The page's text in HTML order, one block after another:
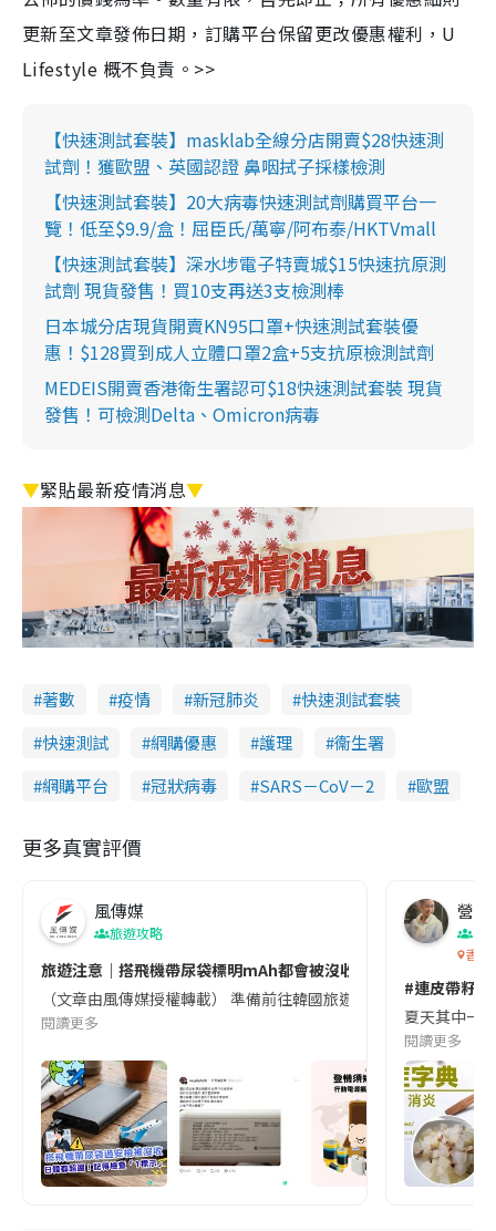
更新至文章發佈日期，訂購平台保留更改優惠權利，U
Lifestyle 概不負責。>>
【快速測試套裝】masklab全線分店開賣$28快速測
試劑！獲歐盟、英國認證 鼻咽拭子採樣檢測
【快速測試套裝】20大病毒快速測試劑購買平台一
覽！低至$9.9/盒！屈臣氏/萬寧/阿布泰/HKTVmall
【快速測試套裝】深水埗電子特賣城$15快速抗原測
試劑 現貨發售！買10支再送3支檢測棒
日本城分店現貨開賣KN95口罩+快速測試套裝優
惠！$128買到成人立體口罩2盒+5支抗原檢測試劑
MEDEIS開賣香港衛生署認可$18快速測試套裝 現貨
發售！可檢測Delta、Omicron病毒
▼緊貼最新疫情消息▼
著數 疫情 新冠肺炎
快速測試套裝
快速測試
網購優惠 護理
衞生署
網購平台
冠狀病毒 SARS－CoV－2 歐盟
更多真實評價
風傳媒
旅遊攻略
旅遊注意｜搭飛機帶尿袋標明mAh都會被沒收😱出發前切記檢查
（文章由風傳媒授權轉載） 準備前往韓國旅遊的民眾，近期要
閱讀更多
營養
香港
#連皮帶籽
夏天其中一
閱讀更多